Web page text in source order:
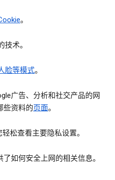
。
技术。
脸等模式。
广告、分析和社交产品的网
些资料的页面。
松查看主要隐私设置。
了如何安全上网的相关信息。